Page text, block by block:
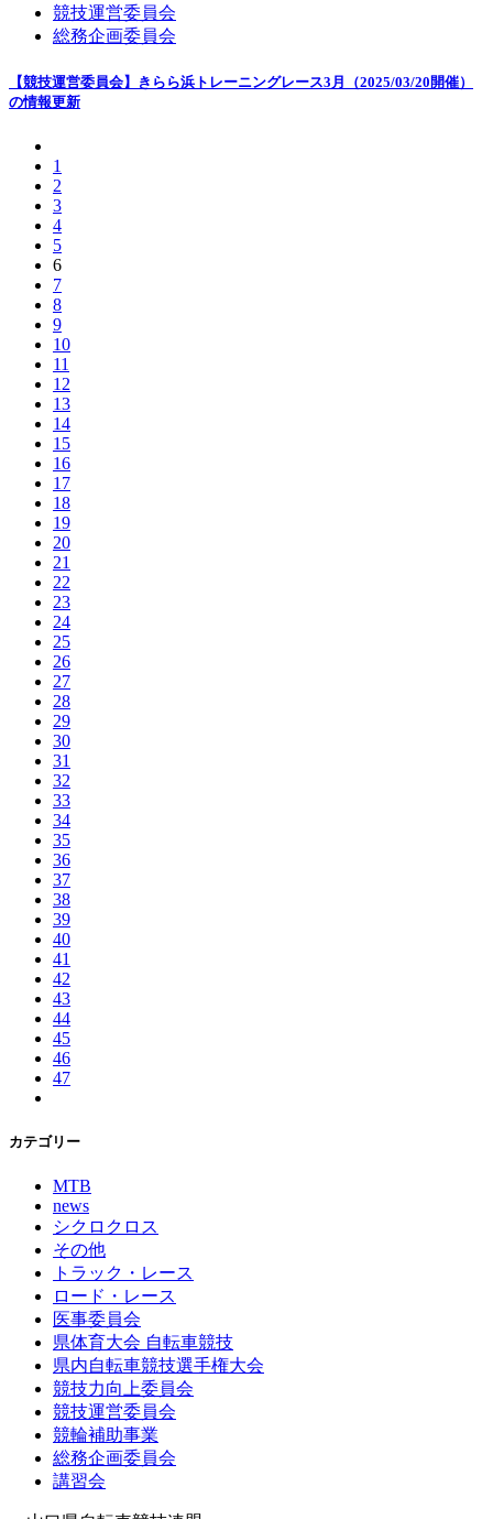
競技運営委員会
総務企画委員会
【競技運営委員会】きらら浜トレーニングレース3月（2025/03/20開催）
の情報更新
1
2
3
4
5
6
7
8
9
10
11
12
13
14
15
16
17
18
19
20
21
22
23
24
25
26
27
28
29
30
31
32
33
34
35
36
37
38
39
40
41
42
43
44
45
46
47
カテゴリー
MTB
news
シクロクロス
その他
トラック・レース
ロード・レース
医事委員会
県体育大会 自転車競技
県内自転車競技選手権大会
競技力向上委員会
競技運営委員会
競輪補助事業
総務企画委員会
講習会